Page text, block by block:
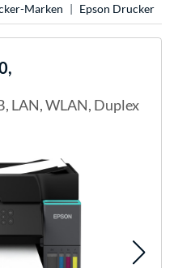
Marken Epson Drucker
LAN, WLAN, Duplex